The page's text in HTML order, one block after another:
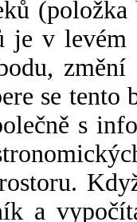
je v
se tento
s
a